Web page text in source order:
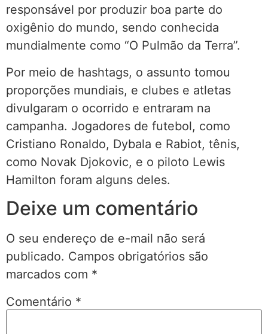
responsável por produzir boa parte do
oxigênio do mundo, sendo conhecida
mundialmente como “O Pulmão da Terra”.
Por meio de hashtags, o assunto tomou
proporções mundiais, e clubes e atletas
divulgaram o ocorrido e entraram na
campanha. Jogadores de futebol, como
Cristiano Ronaldo, Dybala e Rabiot, tênis,
como Novak Djokovic, e o piloto Lewis
Hamilton foram alguns deles.
Deixe um comentário
O seu endereço de e-mail não será
publicado. Campos obrigatórios são
marcados com *
Comentário *